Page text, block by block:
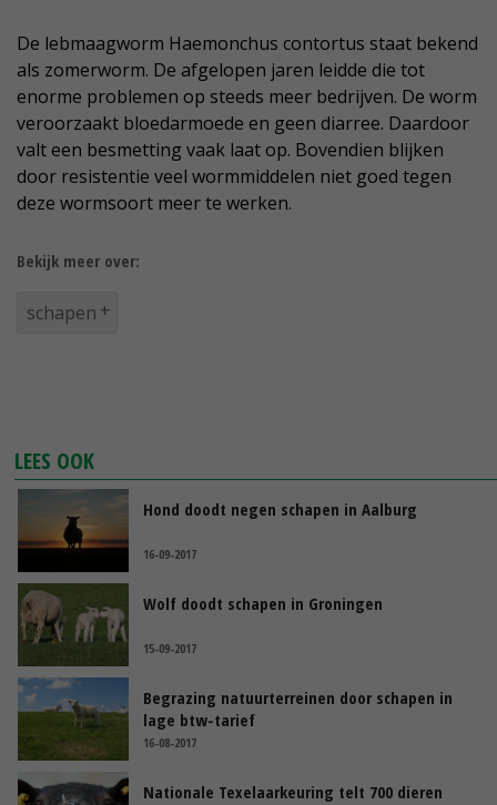
De lebmaagworm Haemonchus contortus staat bekend
als zomerworm. De afgelopen jaren leidde die tot
enorme problemen op steeds meer bedrijven. De worm
veroorzaakt bloedarmoede en geen diarree. Daardoor
valt een besmetting vaak laat op. Bovendien blijken
door resistentie veel wormmiddelen niet goed tegen
deze wormsoort meer te werken.
Bekijk meer over:
schapen
LEES OOK
Hond doodt negen schapen in Aalburg
16-09-2017
Wolf doodt schapen in Groningen
15-09-2017
Begrazing natuurterreinen door schapen in
lage btw-tarief
16-08-2017
Nationale Texelaarkeuring telt 700 dieren